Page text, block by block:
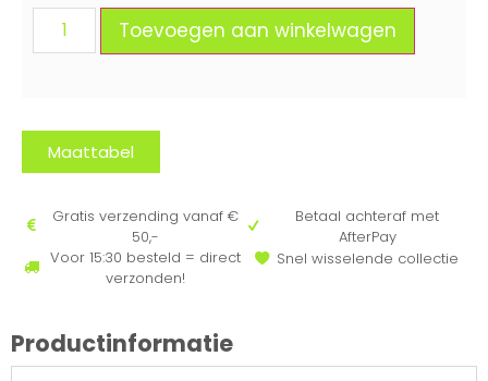
Toevoegen aan winkelwagen
Maattabel
Gratis verzending vanaf €
50,-
Voor 15:30 besteld = direct
verzonden!
Betaal achteraf met
AfterPay
Snel wisselende collectie
Productinformatie